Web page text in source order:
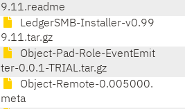
9.11.readme
LedgerSMB-Installer-v0.99
9.11.tar.gz
Object-Pad-Role-EventEmit
ter-0.0.1-TRIAL.tar.gz
Object-Remote-0.005000.
meta